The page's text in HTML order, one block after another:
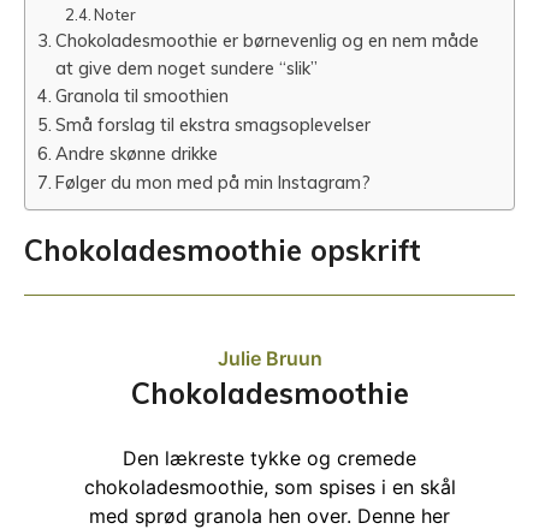
Noter
Chokoladesmoothie er børnevenlig og en nem måde
at give dem noget sundere “slik”
Granola til smoothien
Små forslag til ekstra smagsoplevelser
Andre skønne drikke
Følger du mon med på min Instagram?
Chokoladesmoothie opskrift
Julie Bruun
Chokoladesmoothie
Den lækreste tykke og cremede
chokoladesmoothie, som spises i en skål
med sprød granola hen over. Denne her